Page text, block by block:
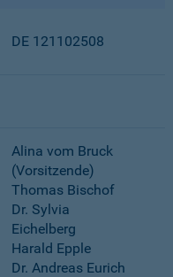
DE 121102508
Alina vom Bruck
(Vorsitzende)
Thomas Bischof
Dr. Sylvia
Eichelberg
Harald Epple
Dr. Andreas Eurich